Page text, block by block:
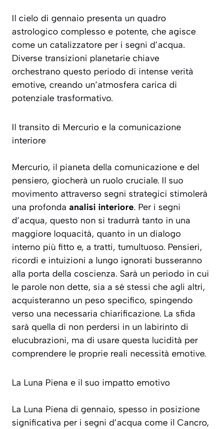
Il cielo di gennaio presenta un quadro
astrologico complesso e potente, che agisce
come un catalizzatore per i segni d’acqua.
Diverse transizioni planetarie chiave
orchestrano questo periodo di intense verità
emotive, creando un’atmosfera carica di
potenziale trasformativo.
Il transito di Mercurio e la comunicazione
interiore
Mercurio, il pianeta della comunicazione e del
pensiero, giocherà un ruolo cruciale. Il suo
movimento attraverso segni strategici stimolerà
una profonda analisi interiore. Per i segni
d’acqua, questo non si tradurrà tanto in una
maggiore loquacità, quanto in un dialogo
interno più fitto e, a tratti, tumultuoso. Pensieri,
ricordi e intuizioni a lungo ignorati busseranno
alla porta della coscienza. Sarà un periodo in cui
le parole non dette, sia a sé stessi che agli altri,
acquisteranno un peso specifico, spingendo
verso una necessaria chiarificazione. La sfida
sarà quella di non perdersi in un labirinto di
elucubrazioni, ma di usare questa lucidità per
comprendere le proprie reali necessità emotive.
La Luna Piena e il suo impatto emotivo
La Luna Piena di gennaio, spesso in posizione
significativa per i segni d’acqua come il Cancro,